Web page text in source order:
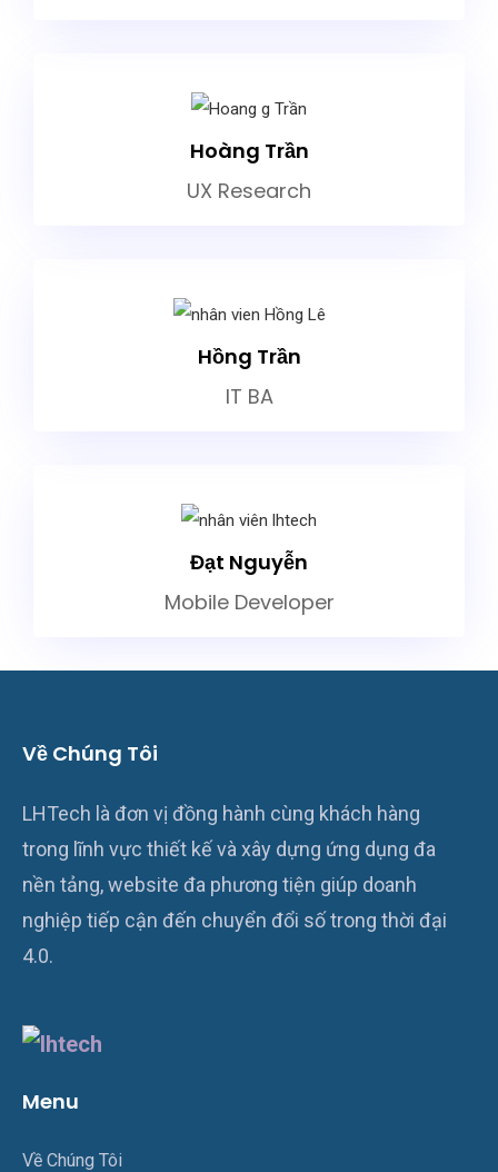
Hoàng Trần
UX Research
Hồng Trần
IT BA
Đạt Nguyễn
Mobile Developer
Về Chúng Tôi
LHTech là đơn vị đồng hành cùng khách hàng
trong lĩnh vực thiết kế và xây dựng ứng dụng đa
nền tảng, website đa phương tiện giúp doanh
nghiệp tiếp cận đến chuyển đổi số trong thời đại
4.0.
Menu
Về Chúng Tôi